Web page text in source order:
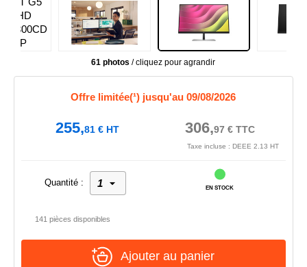
61 photos / cliquez pour agrandir
Offre limitée(¹) jusqu'au 09/08/2026
255,81€HT 306,97 €TTC
Taxe incluse : DEEE 2.13 HT
Quantité :
EN STOCK
141 pièces disponibles
Ajouter au panier